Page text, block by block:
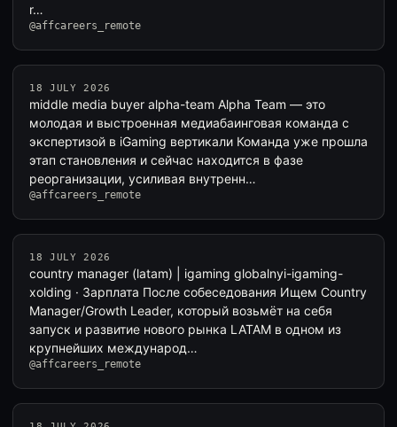
r…
@affcareers_remote
18 JULY 2026
middle media buyer alpha-team Alpha Team — это
молодая и выстроенная медиабаинговая команда с
экспертизой в iGaming вертикали Команда уже прошла
этап становления и сейчас находится в фазе
реорганизации, усиливая внутренн…
@affcareers_remote
18 JULY 2026
country manager (latam) | igaming globalnyi-igaming-
xolding · Зарплата После собеседования Ищем Country
Manager/Growth Leader, который возьмёт на себя
запуск и развитие нового рынка LATAM в одном из
крупнейших международ…
@affcareers_remote